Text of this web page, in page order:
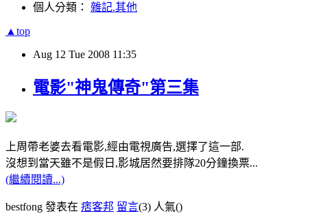
個人分類： 雜記.其他
▲top
Aug 12 Tue 2008 11:35
電影"神鬼傳奇"第三集
上周帶老婆去看電影,經由電視廣告,選擇了這一部.
沒想到當天雖不是假日,影城居然要排隊20分鐘換票...
(繼續閱讀...)
bestfong 發表在 痞客邦 留言(3) 人氣()